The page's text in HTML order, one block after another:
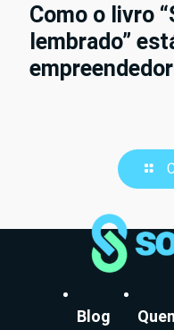
Como o livro
lembrado”
Blog